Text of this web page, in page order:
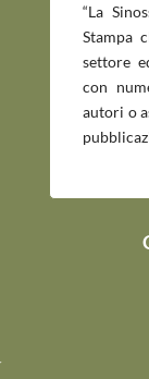
“La
Stampa
settore
con
autori o